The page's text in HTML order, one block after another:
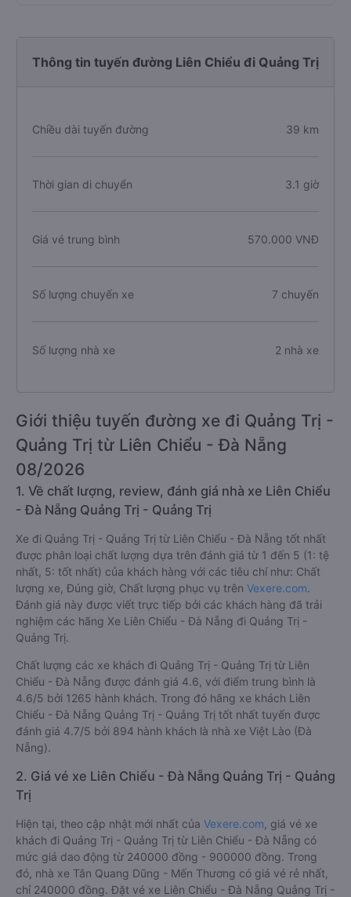
Thông tin tuyến đường Liên Chiểu đi Quảng Trị
Chiều dài tuyến đường 39 km
Thời gian di chuyển 3.1 giờ
Giá vé trung bình 570.000 VNĐ
Số lượng chuyến xe 7 chuyến
Số lượng nhà xe 2 nhà xe
Giới thiệu tuyến đường xe đi Quảng Trị -
Quảng Trị từ Liên Chiểu - Đà Nẵng
08/2026
1. Về chất lượng, review, đánh giá nhà xe Liên Chiểu
- Đà Nẵng Quảng Trị - Quảng Trị
Xe đi Quảng Trị - Quảng Trị từ Liên Chiểu - Đà Nẵng tốt nhất
được phân loại chất lượng dựa trên đánh giá từ 1 đến 5 (1: tệ
nhất, 5: tốt nhất) của khách hàng với các tiêu chí như: Chất
lượng xe, Đúng giờ, Chất lượng phục vụ trên Vexere.com.
Đánh giá này được viết trực tiếp bởi các khách hàng đã trải
nghiệm các hãng Xe Liên Chiểu - Đà Nẵng đi Quảng Trị -
Quảng Trị.
Chất lượng các xe khách đi Quảng Trị - Quảng Trị từ Liên
Chiểu - Đà Nẵng được đánh giá 4.6, với điểm trung bình là
4.6/5 bởi 1265 hành khách. Trong đó hãng xe khách Liên
Chiểu - Đà Nẵng Quảng Trị - Quảng Trị tốt nhất tuyến được
đánh giá 4.7/5 bởi 894 hành khách là nhà xe Việt Lào (Đà
Nẵng).
2. Giá vé xe Liên Chiểu - Đà Nẵng Quảng Trị - Quảng
Trị
Hiện tại, theo cập nhật mới nhất của Vexere.com , giá vé xe
khách đi Quảng Trị - Quảng Trị từ Liên Chiểu - Đà Nẵng có
mức giá dao động từ 240000 đồng - 900000 đồng. Trong
đó, nhà xe Tân Quang Dũng - Mến Thương có giá vé rẻ nhất,
chỉ 240000 đồng. Đặt vé xe Liên Chiểu - Đà Nẵng Quảng Trị -